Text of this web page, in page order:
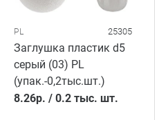
PL 25305
Заглушка пластик d5
серый (03) PL
(упак.-0,2тыс.шт.)
8.26р. / 0.2 тыс. шт.